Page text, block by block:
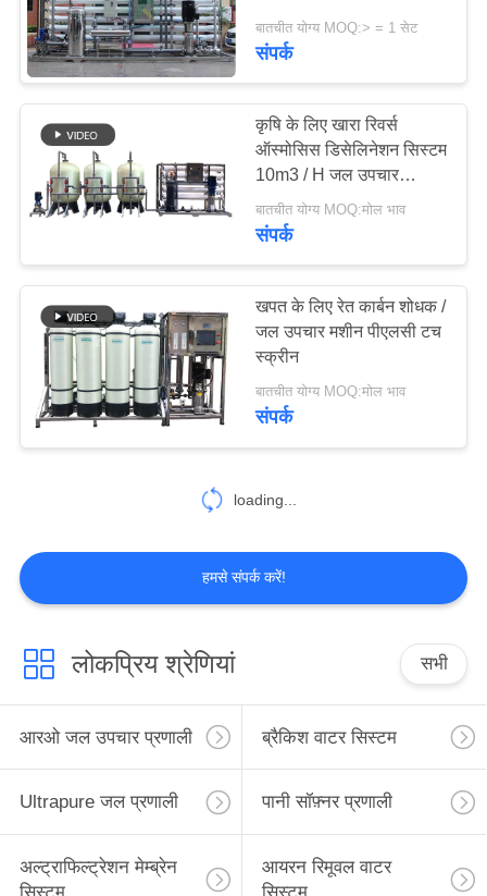
आयन एक्सचेंज वाटर
ट्रीटमेंट सिस्टम
समुद्री जल विलवणीकरण
प्रणाली
स्वचालित जल भराव
11
ओजोन नसबंदी प्रणाली
12
बातचीत योग्य MOQ:> = 1 सेट
संपर्क
कृषि के लिए खारा रिवर्स
ऑस्मोसिस डिसेलिनेशन सिस्टम
10m3 / H जल उपचार
निस्पंदन संयंत्र
बातचीत योग्य MOQ:मोल भाव
संपर्क
खपत के लिए रेत कार्बन शोधक /
जल उपचार मशीन पीएलसी टच
स्क्रीन
बातचीत योग्य MOQ:मोल भाव
संपर्क
loading...
हमसे संपर्क करें!
लोकप्रिय श्रेणियां सभी
आरओ जल उपचार प्रणाली ब्रैकिश वाटर सिस्टम
Ultrapure जल प्रणाली पानी सॉफ़्नर प्रणाली
अल्ट्राफिल्ट्रेशन मेम्ब्रेन
आयरन रिमूवल वाटर